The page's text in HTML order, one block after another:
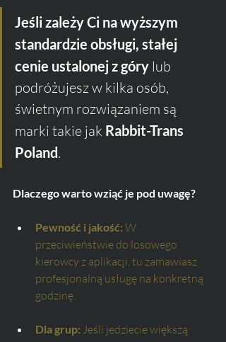
Jeśli zależy Ci na wyższym
standardzie obsługi, stałej
cenie ustalonej z góry lub
podróżujesz w kilka osób,
świetnym rozwiązaniem są
marki takie jak Rabbit-Trans
Poland.
Dlaczego warto wziąć je pod uwagę?
Pewność i jakość: W
przeciwieństwie do losowego
kierowcy z aplikacji, tu zamawiasz
profesjonalną usługę na konkretną
godzinę.
Dla grup: Jeśli jedziecie większą